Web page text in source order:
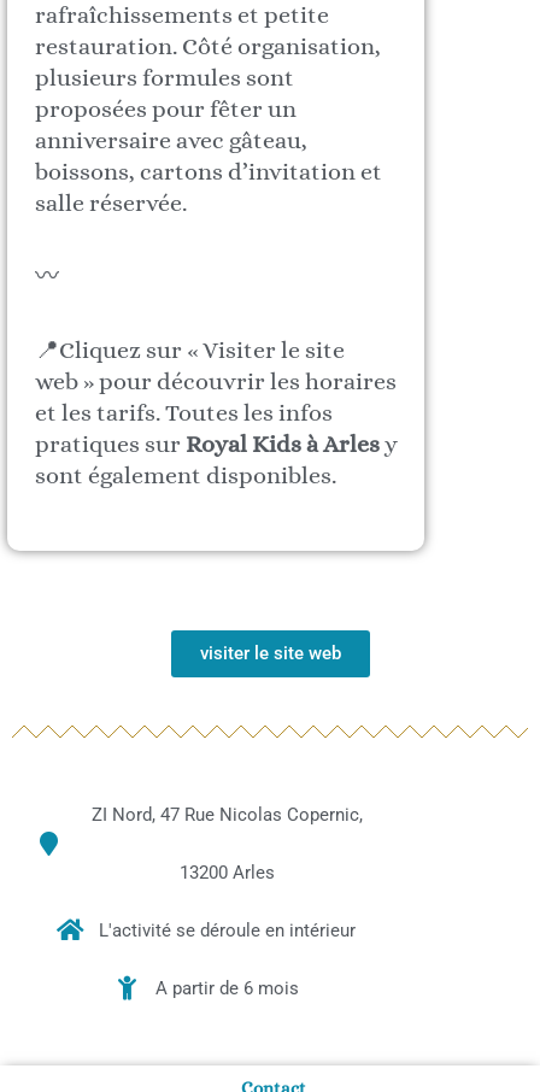
rafraîchissements et petite
restauration. Côté organisation,
plusieurs formules sont
proposées pour fêter un
anniversaire avec gâteau,
boissons, cartons d’invitation et
salle réservée.
〰️
📍Cliquez sur « Visiter le site
web » pour découvrir les horaires
et les tarifs. Toutes les infos
pratiques sur Royal Kids à Arlesy
sont également disponibles.
visiter le site web
ZI Nord, 47 Rue Nicolas Copernic,
13200 Arles
L'activité se déroule en intérieur
A partir de 6 mois